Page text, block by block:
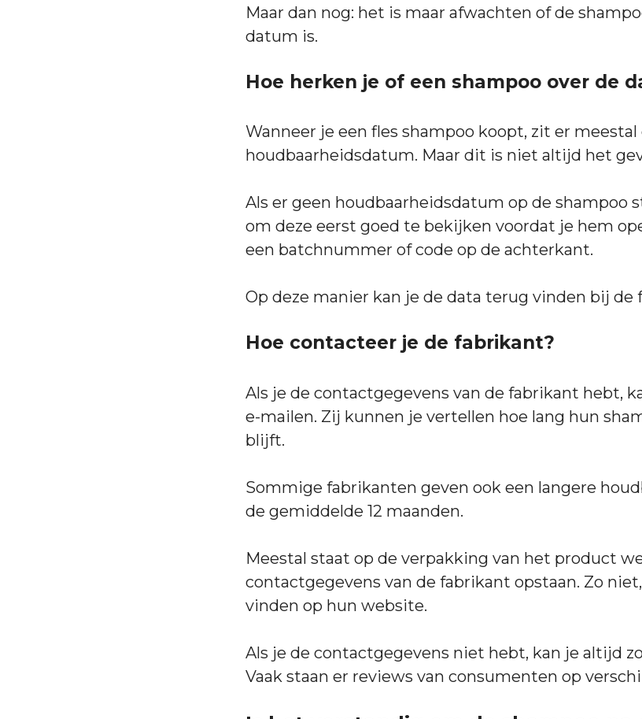
Maar dan nog: het is maar afwachten of de
datum is.
Hoe herken je of een shampoo over de
Wanneer je een fles shampoo koopt, zit er
houdbaarheidsdatum. Maar dit is niet altijd het
Als er geen houdbaarheidsdatum op de shampoo
om deze eerst goed te bekijken voordat je hem
een batchnummer of code op de achterkant.
Op deze manier kan je de data terug vinden bij de
Hoe contacteer je de fabrikant?
Als je de contactgegevens van de fabrikant hebt,
e-mailen. Zij kunnen je vertellen hoe lang hun
blijft.
Sommige fabrikanten geven ook een langere
de gemiddelde 12 maanden.
Meestal staat op de verpakking van het product
contactgegevens van de fabrikant opstaan. Zo
vinden op hun website.
Als je de contactgegevens niet hebt, kan je altijd
Vaak staan er reviews van consumenten op